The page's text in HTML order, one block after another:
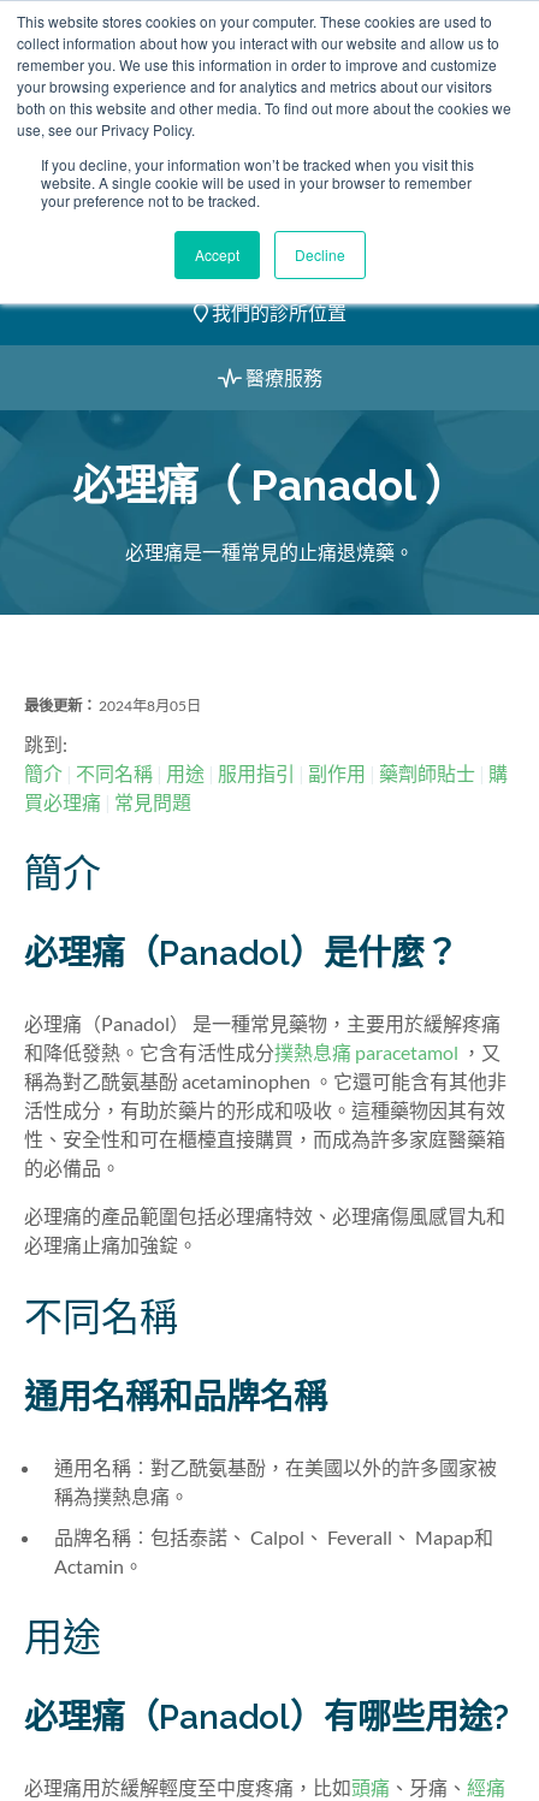
This website stores cookies on your computer. These cookies are used to
collect information about how you interact with our website and allow us to
remember you. We use this information in order to improve and customize
your browsing experience and for analytics and metrics about our visitors
both on this website and other media. To find out more about the cookies we
use, see our Privacy Policy.
If you decline, your information won’t be tracked when you visit this
website. A single cookie will be used in your browser to remember
your preference not to be tracked.
Accept Decline
Skip
to
content
2155 9055
預約
我們的醫護團隊
我們的診所位置
醫療服務
必理痛（ Panadol ）
必理痛是一種常見的止痛退燒藥。
最後更新： 2024年8月05日
跳到:
簡介
不同名稱 用途 服用指引 副作用 藥劑師貼士
購
買必理痛
常見問題
簡介
必理痛（Panadol）是什麼？
必理痛（Panadol） 是一種常見藥物，主要用於緩解疼痛
和降低發熱。它含有活性成分撲熱息痛 paracetamol ，又
稱為對乙酰氨基酚 acetaminophen 。它還可能含有其他非
活性成分，有助於藥片的形成和吸收。這種藥物因其有效
性、安全性和可在櫃檯直接購買，而成為許多家庭醫藥箱
的必備品。
必理痛的產品範圍包括必理痛特效、必理痛傷風感冒丸和
必理痛止痛加強錠。
不同名稱
通用名稱和品牌名稱
通用名稱︰對乙酰氨基酚，在美國以外的許多國家被
稱為撲熱息痛。
品牌名稱︰包括泰諾、 Calpol、 Feverall、 Mapap和
Actamin。
用途
必理痛（Panadol）有哪些用途?
必理痛用於緩解輕度至中度疼痛，比如頭痛 、牙痛、 經痛